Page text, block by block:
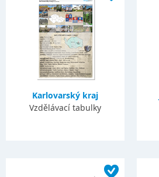
Karlovarský kraj
Vzdělávací tabulky